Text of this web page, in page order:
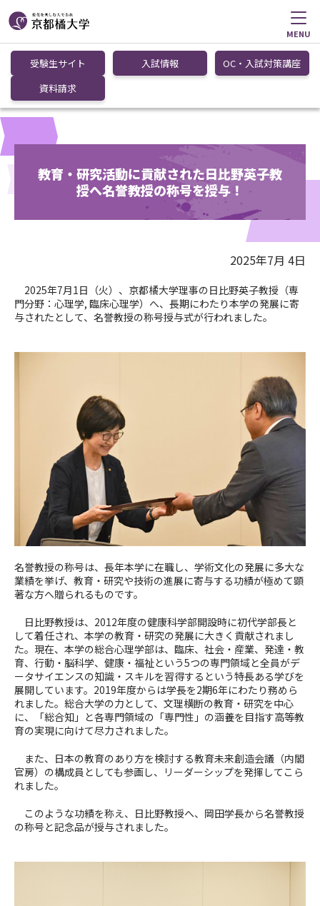
MENU
受験生サイト 入試情報
OC・入試対策講座
資料請求
教育・研究活動に貢献された日比野英子教
授へ名誉教授の称号を授与！
2025年7月 4日
2025年7月1日（火）、京都橘大学理事の日比野英子教授（専
門分野：心理学, 臨床心理学）へ、長期にわたり本学の発展に寄
与されたとして、名誉教授の称号授与式が行われました。
名誉教授の称号は、長年本学に在職し、学術文化の発展に多大な
業績を挙げ、教育・研究や技術の進展に寄与する功績が極めて顕
著な方へ贈られるものです。
日比野教授は、 2012年度の健康科学部開設時に初代学部長と
して着任され、本学の教育・研究の発展に大きく貢献されまし
た。現在、本学の総合心理学部は、臨床、社会・産業、発達・教
育、行動・脳科学、健康・福祉という5つの専門領域と全員がデ
ータサイエンスの知識・スキルを習得するという特長ある学びを
展開しています。 2019年度からは学長を2期6年にわたり務めら
れました。総合大学の力として、文理横断の教育・研究を中心
に、「総合知」と各専門領域の「専門性」の涵養を目指す高等教
育の実現に向けて尽力されました。
また、日本の教育のあり方を検討する教育未来創造会議（内閣
官房）の構成員としても参画し、リーダーシップを発揮してこら
れました。
このような功績を称え、日比野教授へ、岡田学長から名誉教授
の称号と記念品が授与されました。